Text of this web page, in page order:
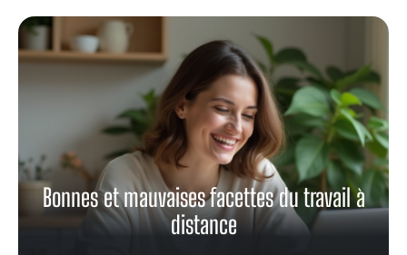
Bonnes et mauvaises facettes du travail à
distance